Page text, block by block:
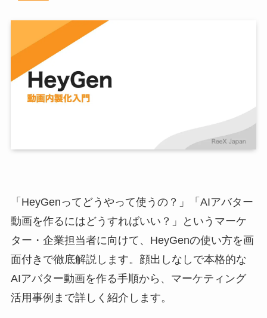
「HeyGenってどうやって使うの？」「AIアバター
動画を作るにはどうすればいい？」というマーケ
ター・企業担当者に向けて、HeyGenの使い方を画
面付きで徹底解説します。顔出しなしで本格的な
AIアバター動画を作る手順から、マーケティング
活用事例まで詳しく紹介します。